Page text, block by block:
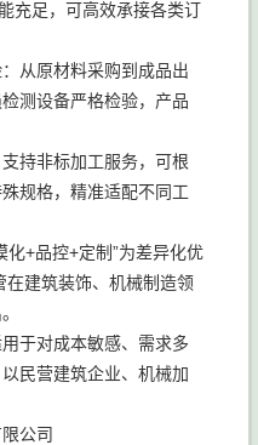
充足，可高效承接各类订
从原材料采购到成品出
测设备严格检验，产品
持非标加工服务，可根
规格，精准适配不同工
化+品控+定制”为差异化优
建筑装饰、机械制造领
于对成本敏感、需求多
民营建筑企业、机械加
公司